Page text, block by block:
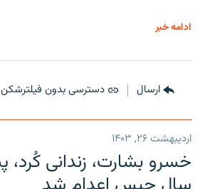
ادامه خبر
ارسال دسترسی بدون فیلترشکن
اردیبهشت ۲۶, ۱۴۰۳